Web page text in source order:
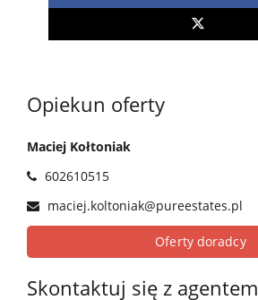
Opiekun oferty
Maciej Kołtoniak
602610515
maciej.koltoniak@pureestates.pl
Oferty doradcy
Skontaktuj się z agentem